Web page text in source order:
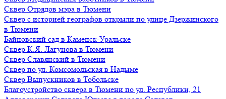
Сквер Отрядов мэра в Тюмени
Сквер с историей географов открыли по улице Дзержинского
в Тюмени
Байновский сад в Каменск-Уральске
Сквер К.Я. Лагунова в Тюмени
Сквер Славянский в Тюмени
Сквер по ул. Комсомольская в Надыме
Сквер Выпускников в Тобольске
Благоустройство сквера в Тюмени по ул. Республики, 21